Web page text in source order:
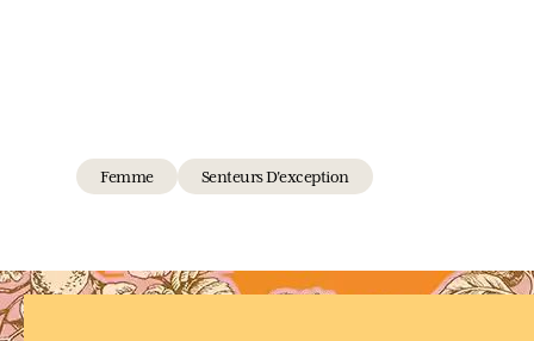
Femme Senteurs D'exception